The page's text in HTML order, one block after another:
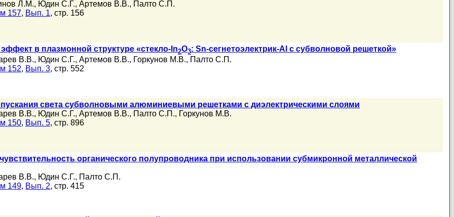
Л.М., Юдин С.Г., Артемов В.В., Палто С.П.
157, Вып. 1, стр. 156
в плазмонной структуре «стекло-In2O3: Sn-сегнетоэлектрик-Al с субволновой решеткой»
В.В., Юдин С.Г., Артемов В.В., Горкунов М.В., Палто С.П.
152, Вып. 3, стр. 552
света субволновыми алюминиевыми решетками с диэлектрическими слоями
В.В., Юдин С.Г., Артемов В.В., Палто С.П., Горкунов М.В.
150, Вып. 5, стр. 896
органического полупроводника при использовании субмикронной металлической
В.В., Юдин С.Г., Палто С.П.
149, Вып. 2, стр. 415